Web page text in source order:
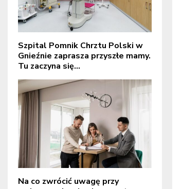
Szpital Pomnik Chrztu Polski w
Gnieźnie zaprasza przyszłe mamy.
Tu zaczyna się...
Na co zwrócić uwagę przy